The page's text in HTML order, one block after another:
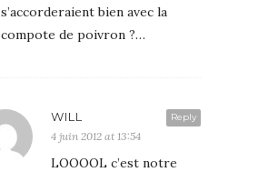
s’accorderaient bien avec la
compote de poivron ?…
Reply
WILL
4 juin 2012 at 13:54
LOOOOL c’est notre